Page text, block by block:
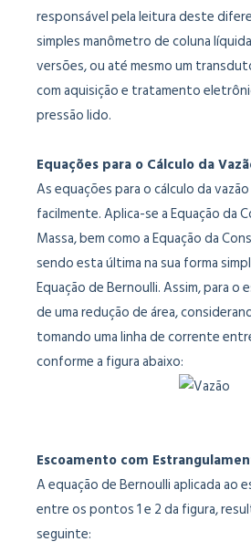
responsável pela leitura deste
simples manômetro de coluna
versões, ou até mesmo um
com aquisição e tratamento
pressão lido.
Equações para o Cálculo da
As equações para o cálculo da
facilmente. Aplica-se a Equação da
Massa, bem como a Equação da
sendo esta última na sua forma
Equação de Bernoulli. Assim, para o
de uma redução de área,
tomando uma linha de corrente
conforme a figura abaixo:
Escoamento com
A equação de Bernoulli aplicada ao
entre os pontos 1 e 2 da figura,
seguinte: